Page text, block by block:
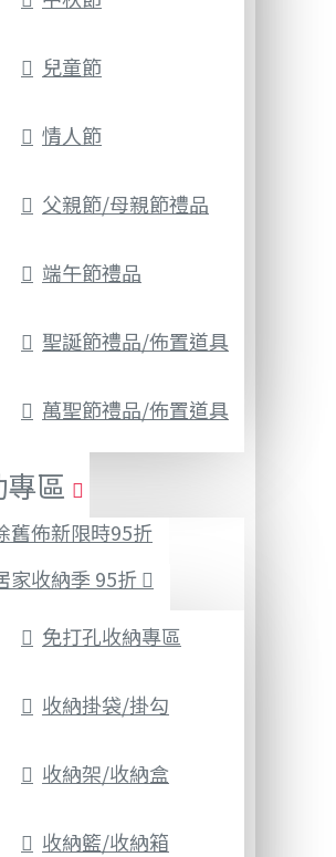
兒童節
情人節
父親節/母親節禮品
端午節禮品
聖誕節禮品/佈置道具
萬聖節禮品/佈置道具
區
舊佈新限時95折
家收納季 95折
免打孔收納專區
收納掛袋/掛勾
收納架/收納盒
收納籃/收納箱